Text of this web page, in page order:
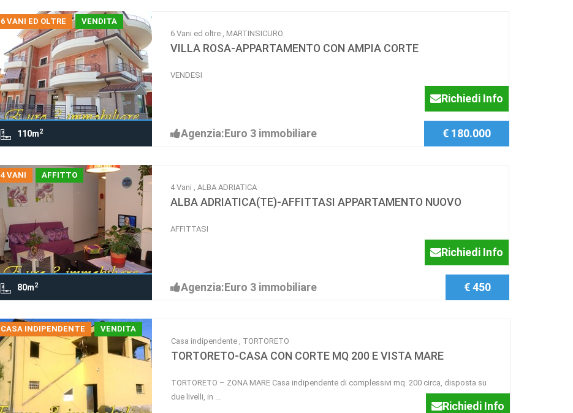
6 VANI ED OLTRE VENDITA
110m2
6 Vani ed oltre , MARTINSICURO
VILLA ROSA-APPARTAMENTO CON AMPIA CORTE
VENDESI
Richiedi Info
Agenzia:Euro 3 immobiliare € 180.000
4 VANI AFFITTO
80m2
4 Vani , ALBA ADRIATICA
ALBA ADRIATICA(TE)-AFFITTASI APPARTAMENTO NUOVO
AFFITTASI
Richiedi Info
Agenzia:Euro 3 immobiliare € 450
CASA INDIPENDENTE VENDITA
Casa indipendente , TORTORETO
TORTORETO-CASA CON CORTE MQ 200 E VISTA MARE
TORTORETO – ZONA MARE Casa indipendente di complessivi mq. 200 circa, disposta su
due livelli, in ...
Richiedi Info